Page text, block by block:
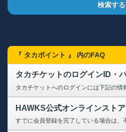
検索する
『 タカポイント 』 内のFAQ